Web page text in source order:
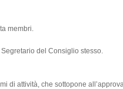
membri.
del Consiglio stesso.
di attività, che sottopone